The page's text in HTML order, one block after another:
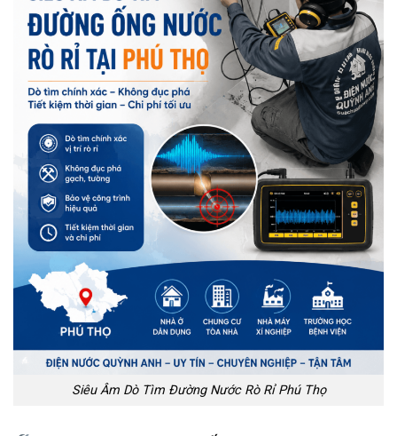
Siêu Âm Dò Tìm Đường Nước Rò Rỉ Phú Thọ